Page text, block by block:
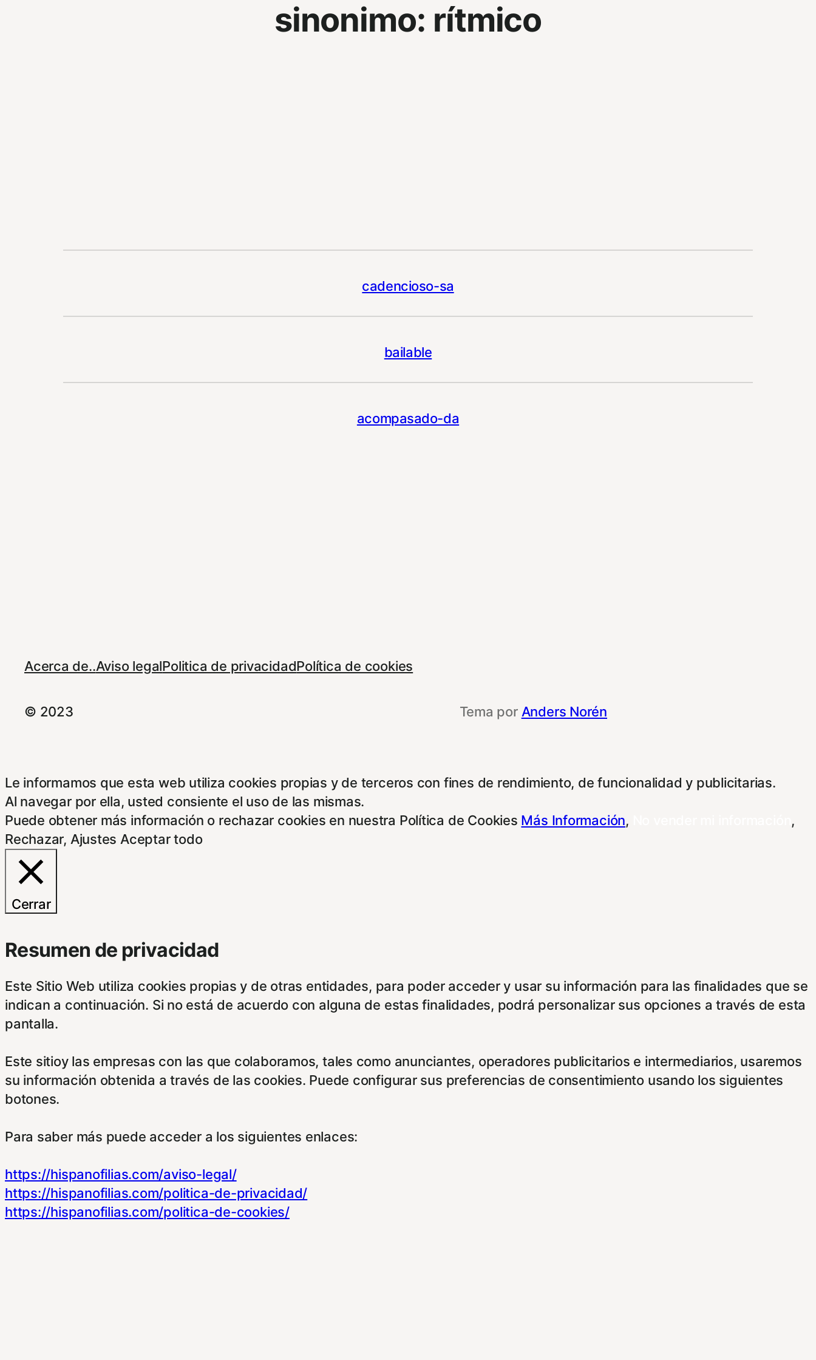
sinonimo: rítmico
cadencioso-sa
bailable
acompasado-da
Acerca de..Aviso legalPolitica de privacidadPolítica de cookies
© 2023 Tema por Anders Norén
Le informamos que esta web utiliza cookies propias y de terceros con fines de rendimiento, de funcionalidad y publicitarias.
Al navegar por ella, usted consiente el uso de las mismas.
Puede obtener más información o rechazar cookies en nuestra Política de Cookies Más Información,
,
Rechazar, Ajustes Aceptar todo
Cerrar
Resumen de privacidad
Este Sitio Web utiliza cookies propias y de otras entidades, para poder acceder y usar su información para las finalidades que se
indican a continuación. Si no está de acuerdo con alguna de estas finalidades, podrá personalizar sus opciones a través de esta
pantalla.
Este sitioy las empresas con las que colaboramos, tales como anunciantes, operadores publicitarios e intermediarios, usaremos
su información obtenida a través de las cookies. Puede configurar sus preferencias de consentimiento usando los siguientes
botones.
Para saber más puede acceder a los siguientes enlaces:
https://hispanofilias.com/aviso-legal/
https://hispanofilias.com/politica-de-privacidad/
https://hispanofilias.com/politica-de-cookies/